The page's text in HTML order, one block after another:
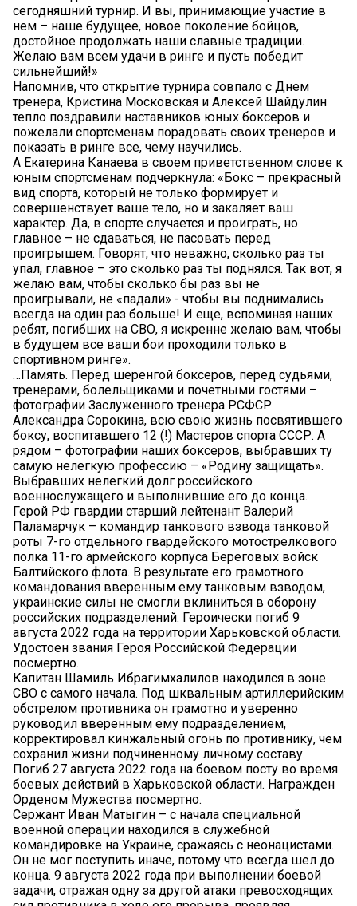
сегодняшний турнир. И вы, принимающие участие в
нем – наше будущее, новое поколение бойцов,
достойное продолжать наши славные традиции.
Желаю вам всем удачи в ринге и пусть победит
сильнейший!»
Напомнив, что открытие турнира совпало с Днем
тренера, Кристина Московская и Алексей Шайдулин
тепло поздравили наставников юных боксеров и
пожелали спортсменам порадовать своих тренеров и
показать в ринге все, чему научились.
А Екатерина Канаева в своем приветственном слове к
юным спортсменам подчеркнула: «Бокс – прекрасный
вид спорта, который не только формирует и
совершенствует ваше тело, но и закаляет ваш
характер. Да, в спорте случается и проиграть, но
главное – не сдаваться, не пасовать перед
проигрышем. Говорят, что неважно, сколько раз ты
упал, главное – это сколько раз ты поднялся. Так вот, я
желаю вам, чтобы сколько бы раз вы не
проигрывали, не «падали» - чтобы вы поднимались
всегда на один раз больше! И еще, вспоминая наших
ребят, погибших на СВО, я искренне желаю вам, чтобы
в будущем все ваши бои проходили только в
спортивном ринге».
…Память. Перед шеренгой боксеров, перед судьями,
тренерами, болельщиками и почетными гостями –
фотографии Заслуженного тренера РСФСР
Александра Сорокина, всю свою жизнь посвятившего
боксу, воспитавшего 12 (!) Мастеров спорта СССР. А
рядом – фотографии наших боксеров, выбравших ту
самую нелегкую профессию – «Родину защищать».
Выбравших нелегкий долг российского
военнослужащего и выполнившие его до конца.
Герой РФ гвардии старший лейтенант Валерий
Паламарчук – командир танкового взвода танковой
роты 7-го отдельного гвардейского мотострелкового
полка 11-го армейского корпуса Береговых войск
Балтийского флота. В результате его грамотного
командования вверенным ему танковым взводом,
украинские силы не смогли вклиниться в оборону
российских подразделений. Героически погиб 9
августа 2022 года на территории Харьковской области.
Удостоен звания Героя Российской Федерации
посмертно.
Капитан Шамиль Ибрагимхалилов находился в зоне
СВО с самого начала. Под шквальным артиллерийским
обстрелом противника он грамотно и уверенно
руководил вверенным ему подразделением,
корректировал кинжальный огонь по противнику, чем
сохранил жизни подчиненному личному составу.
Погиб 27 августа 2022 года на боевом посту во время
боевых действий в Харьковской области. Награжден
Орденом Мужества посмертно.
Сержант Иван Матыгин – с начала специальной
военной операции находился в служебной
командировке на Украине, сражаясь с неонацистами.
Он не мог поступить иначе, потому что всегда шел до
конца. 9 августа 2022 года при выполнении боевой
задачи, отражая одну за другой атаки превосходящих